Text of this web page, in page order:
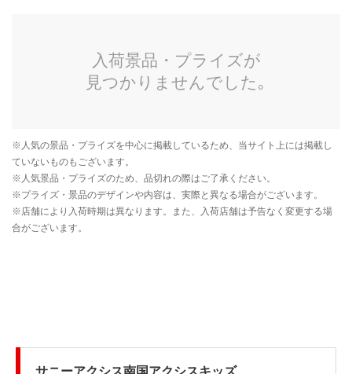
サニーアクシス南国アクシスキッズ